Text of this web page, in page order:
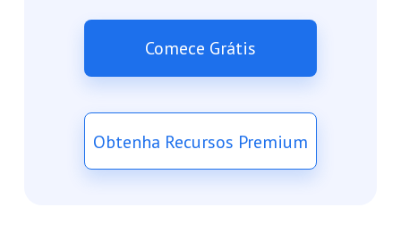
Comece Grátis
Obtenha Recursos Premium